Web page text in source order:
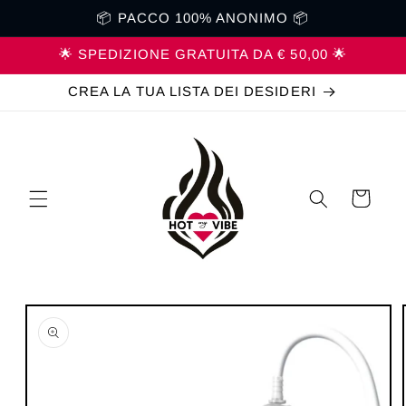
direttamente
ai contenuti
📦 PACCO 100% ANONIMO 📦
🌟 SPEDIZIONE GRATUITA DA € 50,00 🌟
CREA LA TUA LISTA DEI DESIDERI
Carrello
Passa alle
informazioni
sul prodotto